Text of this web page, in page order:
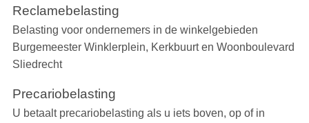
Reclamebelasting
Belasting voor ondernemers in de winkelgebieden
Burgemeester Winklerplein, Kerkbuurt en Woonboulevard
Sliedrecht
Precariobelasting
U betaalt precariobelasting als u iets boven, op of in